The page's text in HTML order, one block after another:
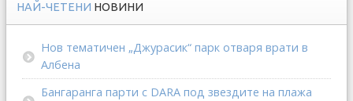
НАЙ-ЧЕТЕНИ НОВИНИ
Нов тематичен „Джурасик“ парк отваря врати в
Албена
Бангаранга парти с DARA под звездите на плажа